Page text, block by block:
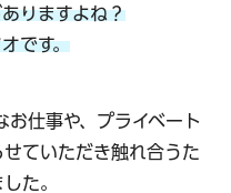
りますよね？
です。
仕事や、プライベート
ていただき触れ合うた
た。